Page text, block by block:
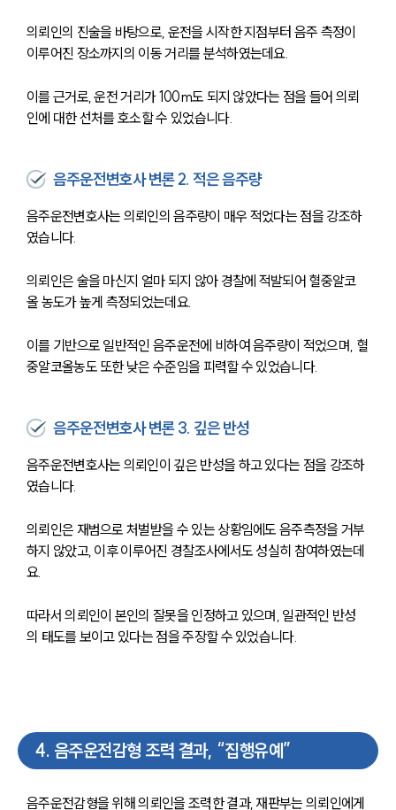
오시는 길
글로벌 파트너 로펌
고객의 소리
의뢰인의 진술을 바탕으로, 운전을 시작한 지점부터 음주 측정이
이루어진 장소까지의 이동 거리를 분석하였는데요.
이를 근거로, 운전 거리가 100m도 되지 않았다는 점을 들어 의뢰
인에 대한 선처를 호소할 수 있었습니다.
음주운전변호사 변론 2. 적은 음주량
음주운전변호사는 의뢰인의 음주량이 매우 적었다는 점을 강조하
였습니다.
의뢰인은 술을 마신지 얼마 되지 않아 경찰에 적발되어 혈중알코
올 농도가 높게 측정되었는데요.
이를 기반으로 일반적인 음주운전에 비하여 음주량이 적었으며, 혈
중알코올농도 또한 낮은 수준임을 피력할 수 있었습니다.
음주운전변호사 변론 3. 깊은 반성
음주운전변호사는 의뢰인이 깊은 반성을 하고 있다는 점을 강조하
였습니다.
의뢰인은 재범으로 처벌받을 수 있는 상황임에도 음주측정을 거부
하지 않았고, 이후 이루어진 경찰조사에서도 성실히 참여하였는데
요.
따라서 의뢰인이 본인의 잘못을 인정하고 있으며, 일관적인 반성
의 태도를 보이고 있다는 점을 주장할 수 있었습니다.
4. 음주운전감형 조력 결과, “집행유예”
음주운전감형을 위해 의뢰인을 조력한 결과, 재판부는 의뢰인에게